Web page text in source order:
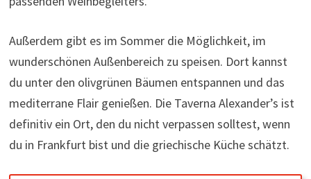
Außerdem gibt es im Sommer die Möglichkeit, im
wunderschönen Außenbereich zu speisen. Dort kannst
du unter den olivgrünen Bäumen entspannen und das
mediterrane Flair genießen. Die Taverna Alexander’s ist
definitiv ein Ort, den du nicht verpassen solltest, wenn
du in Frankfurt bist und die griechische Küche schätzt.